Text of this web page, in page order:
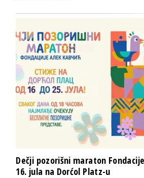
Dečji pozorišni maraton
16. jula na Dorćol Platz-u